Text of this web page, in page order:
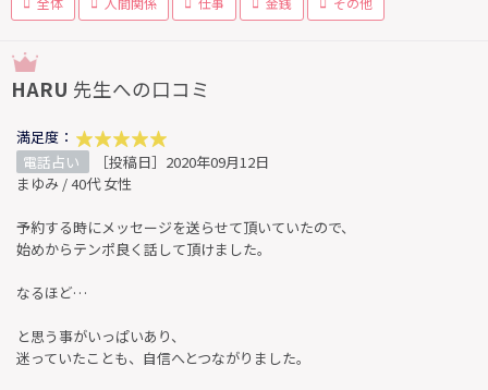
HARU 先生への口コミ
満足度：
電話占い
［投稿日］2020年09月12日
まゆみ / 40代 女性
予約する時にメッセージを送らせて頂いていたので、
始めからテンポ良く話して頂けました。
なるほど…
と思う事がいっぱいあり、
迷っていたことも、自信へとつながりました。